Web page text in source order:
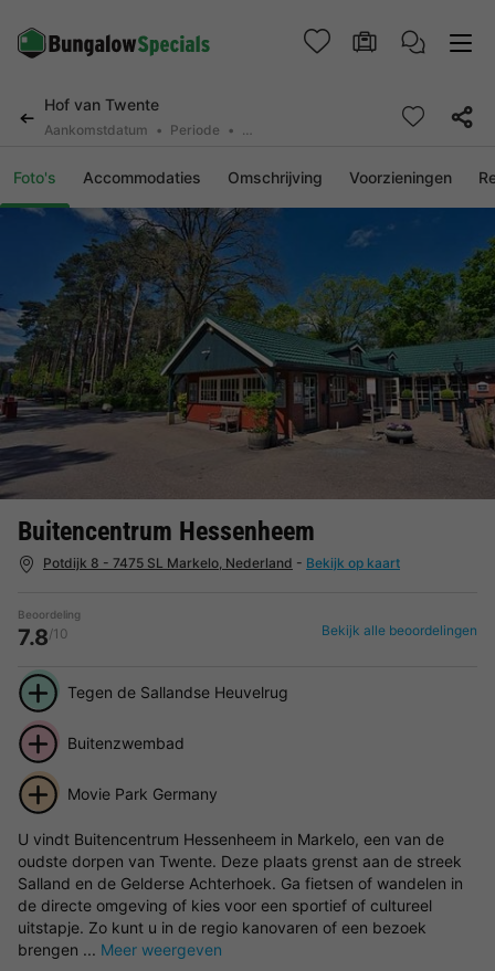
Hof van Twente
Aankomstdatum Periode 2 personen, 0 huisdier
Foto's Accommodaties Omschrijving Voorzieningen
Buitencentrum Hessenheem
Potdijk 8 - 7475 SL Markelo, Nederland - Bekijk op kaart
Beoordeling
7.8/10 Bekijk alle beoordelingen
Tegen de Sallandse Heuvelrug
Buitenzwembad
Movie Park Germany
U vindt Buitencentrum Hessenheem in Markelo, een van de
oudste dorpen van Twente. Deze plaats grenst aan de streek
Salland en de Gelderse Achterhoek. Ga fietsen of wandelen in
de directe omgeving of kies voor een sportief of cultureel
uitstapje. Zo kunt u in de regio kanovaren of een bezoek
brengen ... Meer weergeven